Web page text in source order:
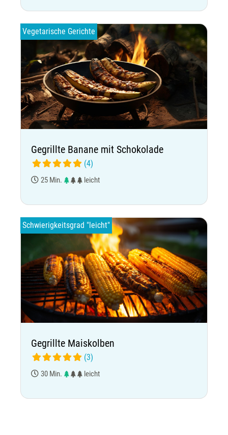
Vegetarische Gerichte
Gegrillte Banane mit Schokolade
(4)
25 Min. leicht
Schwierigkeitsgrad "leicht"
Gegrillte Maiskolben
(3)
30 Min. leicht